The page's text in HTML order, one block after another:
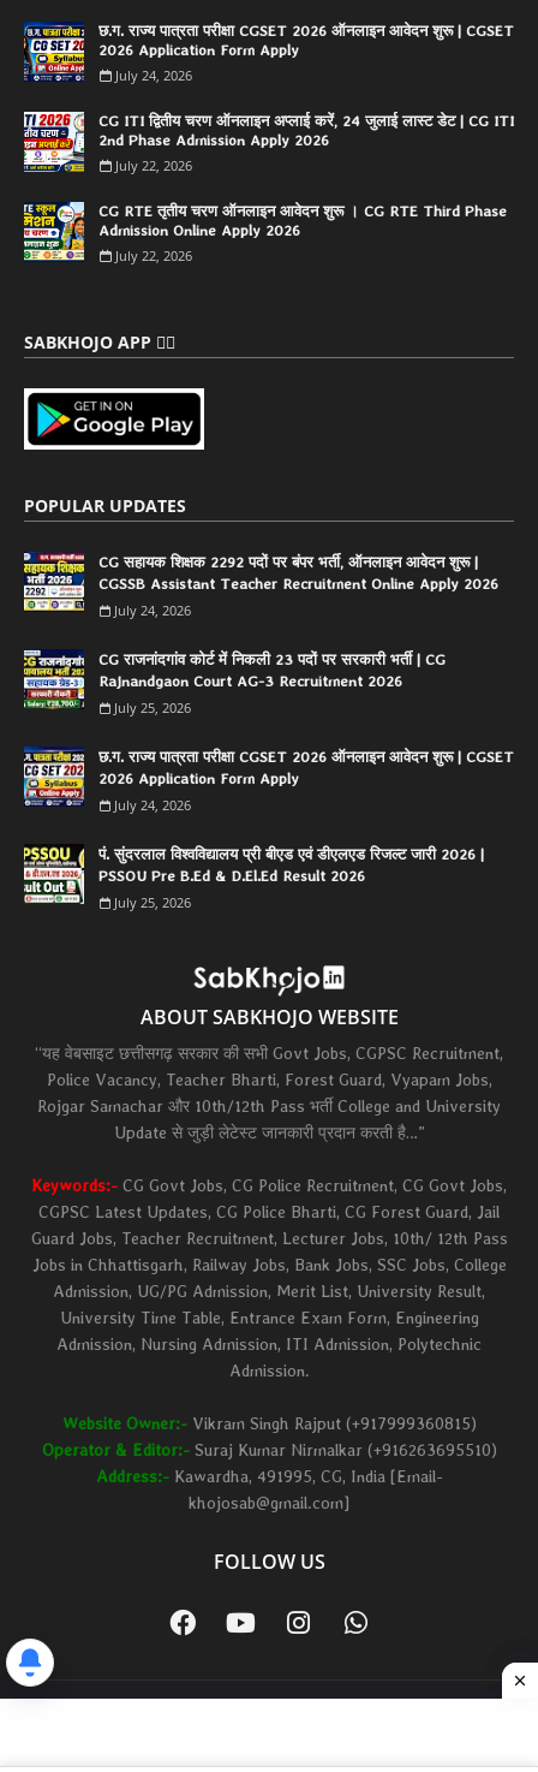
छ.ग. राज्य पात्रता परीक्षा CGSET 2026 ऑनलाइन आवेदन शुरू | CGSET
2026 Application Form Apply
July 24, 2026
CG ITI द्वितीय चरण ऑनलाइन अप्लाई करें, 24 जुलाई लास्ट डेट | CG ITI
2nd Phase Admission Apply 2026
July 22, 2026
CG RTE तृतीय चरण ऑनलाइन आवेदन शुरू । CG RTE Third Phase
Admission Online Apply 2026
July 22, 2026
SABKHOJO APP 👇🏻
POPULAR UPDATES
CG सहायक शिक्षक 2292 पदों पर बंपर भर्ती, ऑनलाइन आवेदन शुरू |
CGSSB Assistant Teacher Recruitment Online Apply 2026
July 24, 2026
CG राजनांदगांव कोर्ट में निकली 23 पदों पर सरकारी भर्ती | CG
Rajnandgaon Court AG-3 Recruitment 2026
July 25, 2026
छ.ग. राज्य पात्रता परीक्षा CGSET 2026 ऑनलाइन आवेदन शुरू | CGSET
2026 Application Form Apply
July 24, 2026
पं. सुंदरलाल विश्वविद्यालय प्री बीएड एवं डीएलएड रिजल्ट जारी 2026 |
PSSOU Pre B.Ed & D.El.Ed Result 2026
July 25, 2026
ABOUT SABKHOJO WEBSITE
“यह वेबसाइट छत्तीसगढ़ सरकार की सभी Govt Jobs, CGPSC Recruitment,
Police Vacancy, Teacher Bharti, Forest Guard, Vyapam Jobs,
Rojgar Samachar और 10th/12th Pass भर्ती College and University
Update से जुड़ी लेटेस्ट जानकारी प्रदान करती है…”
Keywords:- CG Govt Jobs, CG Police Recruitment, CG Govt Jobs,
CGPSC Latest Updates, CG Police Bharti, CG Forest Guard, Jail
Guard Jobs, Teacher Recruitment, Lecturer Jobs, 10th/ 12th Pass
Jobs in Chhattisgarh, Railway Jobs, Bank Jobs, SSC Jobs, College
Admission, UG/PG Admission, Merit List, University Result,
University Time Table, Entrance Exam Form, Engineering
Admission, Nursing Admission, ITI Admission, Polytechnic
Admission.
Website Owner:- Vikram Singh Rajput (+917999360815)
Operator & Editor:- Suraj Kumar Nirmalkar (+916263695510)
Address:- Kawardha, 491995, CG, India [Email-
khojosab@gmail.com]
FOLLOW US